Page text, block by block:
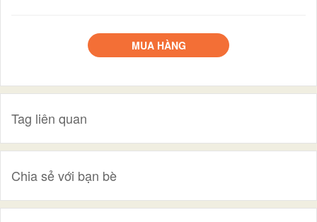
MUA HÀNG
Tag liên quan
Chia sẻ với bạn bè